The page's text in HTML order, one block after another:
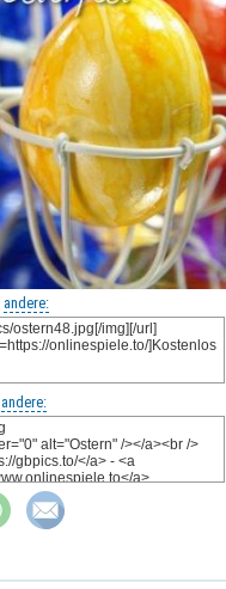
andere:
andere: